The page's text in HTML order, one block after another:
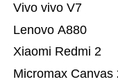
Micromax Canvas
Xiaomi Redmi 2
Lenovo A880
Vivo vivo V7